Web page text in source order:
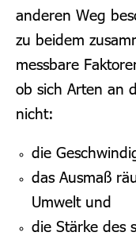
anderen Weg
zu beidem
messbare
ob sich Arten an
nicht:
die
das Ausmaß
Umwelt und
die Stärke des